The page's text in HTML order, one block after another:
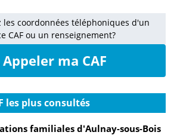
les coordonnées téléphoniques d'un
CAF ou un renseignement?
Appeler ma CAF
les plus consultés
familiales d'Aulnay-sous-Bois